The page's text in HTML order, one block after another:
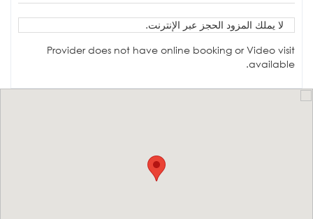
لا يملك المزود الحجز عبر الإنترنت.
Provider does not have online booking or Video visit
available.